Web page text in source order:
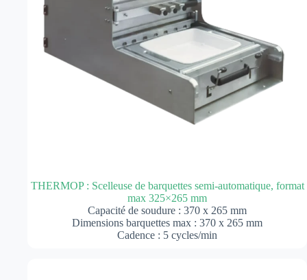
THERMOP : Scelleuse de barquettes semi-automatique, format
max 325×265 mm
Capacité de soudure : 370 x 265 mm
Dimensions barquettes max : 370 x 265 mm
Cadence : 5 cycles/min